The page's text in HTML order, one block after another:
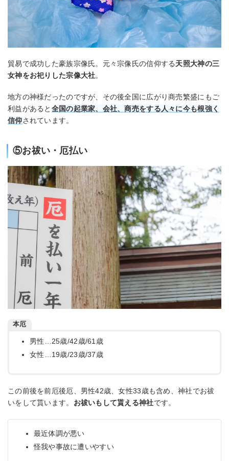
貿易で成功した豪族宗像氏。元々宗像氏の信仰する天照大神の三
女神をお祀りした宗像大社。
地方の神様だったのですが、その後全国に広がり商売繁盛にもご
利益があると 全国の起業家、会社、商売をする人々に今も根強く
信仰されています。
⑤お祓い・厄払い
本厄
男性…25歳/42歳/61歳
女性…19歳/23歳/37歳
この前後を前厄後厄、男性42歳、女性33歳も含め、神社でお祓
いをして貰います。 お祓いもして貰える神社です。
最近体調が悪い
怪我や事故に遭いやすい